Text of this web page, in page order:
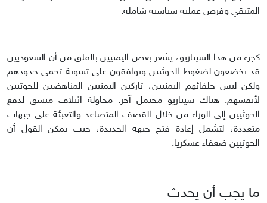
المتبقي وفرص عملية سياسية شاملة.
كجزء من هذا السيناريو، يشعر بعض اليمنيين بالقلق من أن السعوديين
قد يخضعون لضغوط الحوثيين ويوافقون على تسوية تحمي حدودهم
ولكن ليس حلفائهم اليمنيين، تاركين اليمنيين المناهضين للحوثيين
لأنفسهم. هناك سيناريو محتمل آخر: محاولة ائتلاف منسق لدفع
الحوثيين إلى الوراء من خلال القصف المتصاعد والتعبئة على جبهات
متعددة، لتشمل إعادة فتح جبهة الحديدة، حيث يمكن القول أن
الحوثيين ضعفاء عسكريا.
ما يجب أن يحدث